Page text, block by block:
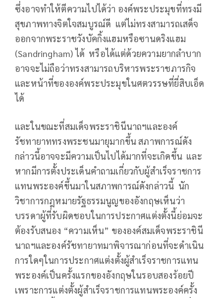
ซึ่งอาจทำให้ตีความไปได้ว่า องค์พระประมุขที่ทรงมี
สุขภาพทางจิตใจสมบูรณ์ดี แต่ไม่ทรงสามารถเสด็จ
ออกจากพระราชวังบัคกิ้งแฮมหรือซานดริงแฮม
(Sandringham) ได้ หรือได้แต่ด้วยความยากลำบาก
อาจจะไม่ถือว่าทรงสามารถบริหารพระราชภารกิจ
และหน้าที่ขององค์พระประมุขในศตวรรษที่ยี่สิบเอ็ด
ได้
และในขณะที่สมเด็จพระราชินีนาถฯและองค์
รัชทายาททรงพระชนมายุมากขึ้น สภาพการณ์ดัง
กล่าวนี้อาจจะมีความเป็นไปได้มากที่จะเกิดขึ้น และ
หากมีการตั้งประเด็นคำถามเกี่ยวกับผู้สำเร็จราชการ
แทนพระองค์ขึ้นมาในสภาพการณ์ดังกล่าวนี้ นัก
วิชาการกฎหมายรัฐธรรมนูญของอังกฤษเห็นว่า
บรรดาผู้ที่รับผิดชอบในการประกาศแต่งตั้งนี้ย่อมจะ
ต้องรับสนอง “ความเห็น” ขององค์สมเด็จพระราชินี
นาถฯและองค์รัชทายาทมาพิจารณาก่อนที่จะดำเนิน
การใดๆในการประกาศแต่งตั้งผู้สำเร็จราชการแทน
พระองค์เป็นครั้งแรกของอังกฤษในรอบสองร้อยปี
เพราะการแต่งตั้งผู้สำเร็จราชการแทนพระองค์ครั้ง